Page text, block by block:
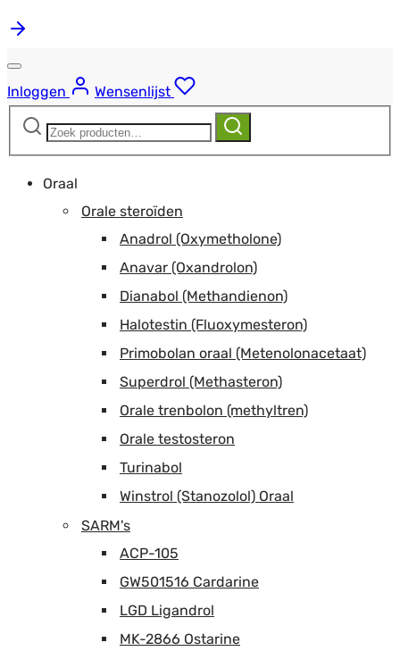
Inloggen
Wensenlijst
Zoeken
Zoeken
Oraal
Orale steroïden
Anadrol (Oxymetholone)
Anavar (Oxandrolon)
Dianabol (Methandienon)
Halotestin (Fluoxymesteron)
Primobolan oraal (Metenolonacetaat)
Superdrol (Methasteron)
Orale trenbolon (methyltren)
Orale testosteron
Turinabol
Winstrol (Stanozolol) Oraal
SARM's
ACP-105
GW501516 Cardarine
LGD Ligandrol
MK-2866 Ostarine